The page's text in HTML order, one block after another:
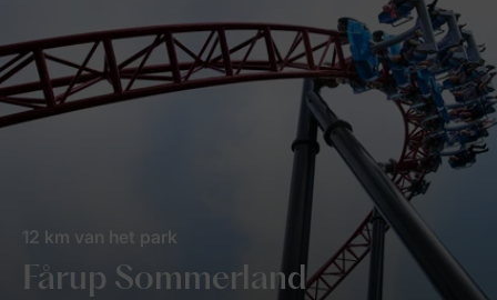
Fårup Sommerland
12 km van het park